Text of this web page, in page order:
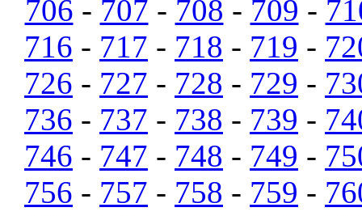
706 - 707 - 708 - 709 -
716 - 717 - 718 - 719 -
726 - 727 - 728 - 729 -
736 - 737 - 738 - 739 -
746 - 747 - 748 - 749 -
756 - 757 - 758 - 759 -